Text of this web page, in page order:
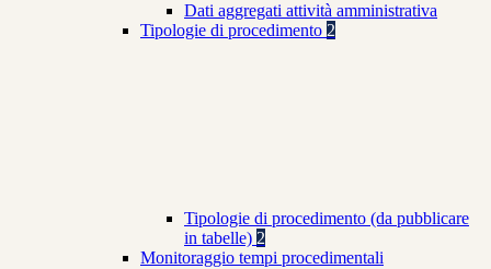
Dati aggregati attività amministrativa
Tipologie di procedimento 2
Tipologie di procedimento (da pubblicare
in tabelle) 2
Monitoraggio tempi procedimentali